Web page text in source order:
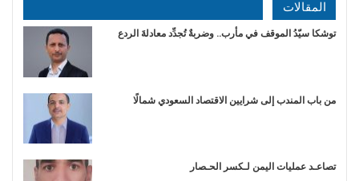
المقالات
توشكا سيّدُ الموقف في مأرب.. وضربةٌ تُجدِّد معادلةَ الردع
من باب المندب إلى شرايين الاقتصاد السعودي شمالًا
تصاعـد عمليات اليمن لـكسر الحـصار